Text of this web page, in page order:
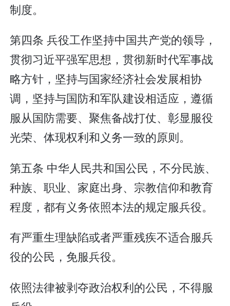
制度。
第四条 兵役工作坚持中国共产党的领导，
贯彻习近平强军思想，贯彻新时代军事战
略方针，坚持与国家经济社会发展相协
调，坚持与国防和军队建设相适应，遵循
服从国防需要、聚焦备战打仗、彰显服役
光荣、体现权利和义务一致的原则。
第五条 中华人民共和国公民，不分民族、
种族、职业、家庭出身、宗教信仰和教育
程度，都有义务依照本法的规定服兵役。
有严重生理缺陷或者严重残疾不适合服兵
役的公民，免服兵役。
依照法律被剥夺政治权利的公民，不得服